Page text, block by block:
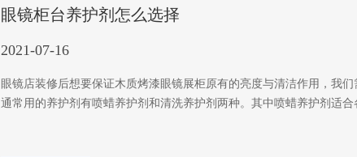
眼镜柜台养护剂怎么选择
2021-07-16
眼镜店装修后想要保证木质烤漆眼镜展柜原有的亮度与清洁作用，我们
通常用的养护剂有喷蜡养护剂和清洗养护剂两种。其中喷蜡养护剂适